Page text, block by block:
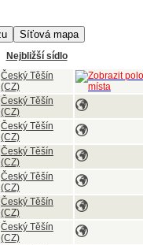
Nejbližší sídlo
Český Těšín
(CZ)
Český Těšín
(CZ)
Český Těšín
(CZ)
Český Těšín
(CZ)
Český Těšín
(CZ)
Český Těšín
(CZ)
Český Těšín
(CZ)